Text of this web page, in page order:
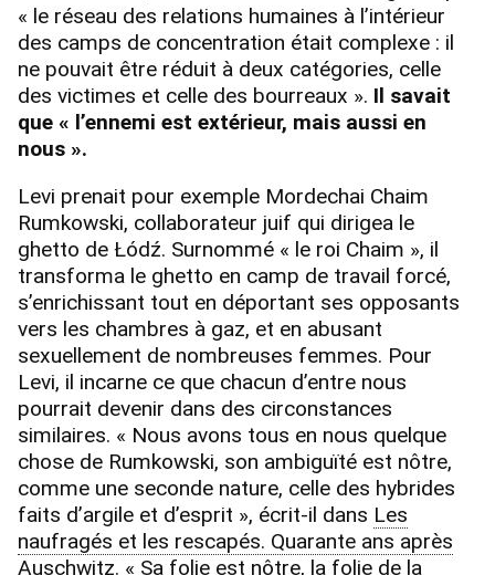
« le réseau des relations humaines à l’intérieur
des camps de concentration était complexe : il
ne pouvait être réduit à deux catégories, celle
des victimes et celle des bourreaux ». Il savait
que « l’ennemi est extérieur, mais aussi en
nous ».
Levi prenait pour exemple Mordechai Chaim
Rumkowski, collaborateur juif qui dirigea le
ghetto de Łódź. Surnommé « le roi Chaim », il
transforma le ghetto en camp de travail forcé,
s’enrichissant tout en déportant ses opposants
vers les chambres à gaz, et en abusant
sexuellement de nombreuses femmes. Pour
Levi, il incarne ce que chacun d’entre nous
pourrait devenir dans des circonstances
similaires. « Nous avons tous en nous quelque
chose de Rumkowski, son ambiguïté est nôtre,
comme une seconde nature, celle des hybrides
faits d’argile et d’esprit », écrit-il dans Les
naufragés et les rescapés. Quarante ans après
Auschwitz. « Sa folie est nôtre, la folie de la